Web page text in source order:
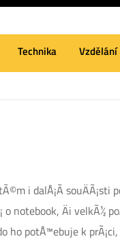
Technika Vzdělání
i dalÅ¡Ã­ souÄÃ¡sti
o notebook, Äi velkÃ½
ho potÅ™ebuje k